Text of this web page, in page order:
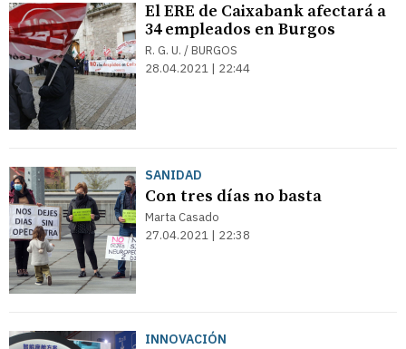
El ERE de Caixabank afectará a
34 empleados en Burgos
R. G. U. / BURGOS
28.04.2021 | 22:44
SANIDAD
Con tres días no basta
Marta Casado
27.04.2021 | 22:38
INNOVACIÓN